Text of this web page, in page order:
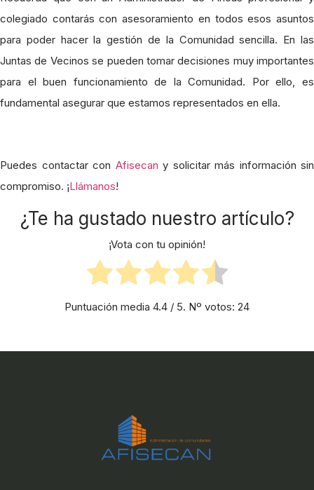
colegiado contarás con asesoramiento en todos esos asuntos
para poder hacer la gestión de la Comunidad sencilla. En las
Juntas de Vecinos se pueden tomar decisiones muy importantes
para el buen funcionamiento de la Comunidad. Por ello, es
fundamental asegurar que estamos representados en ella.
Puedes contactar con Afisecan y solicitar más información sin
compromiso. ¡Llámanos!
¿Te ha gustado nuestro artículo?
¡Vota con tu opinión!
Puntuación media 4.4 / 5. Nº votos: 24